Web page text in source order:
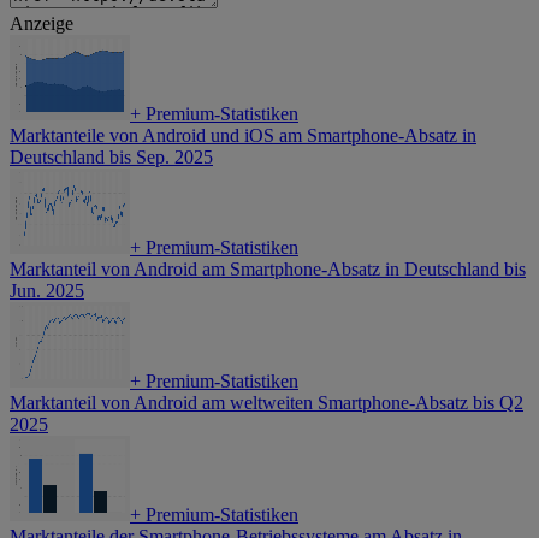
Anzeige
+ Premium-Statistiken
Marktanteile von Android und iOS am Smartphone-Absatz in
Deutschland bis Sep. 2025
+ Premium-Statistiken
Marktanteil von Android am Smartphone-Absatz in Deutschland bis
Jun. 2025
+ Premium-Statistiken
Marktanteil von Android am weltweiten Smartphone-Absatz bis Q2
2025
+ Premium-Statistiken